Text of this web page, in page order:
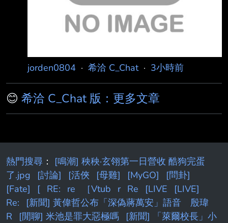
jorden0804 · 希洽 C_Chat· 3小時前
😊 希洽 C_Chat 版：更多文章
熱門搜尋 ： [鳴潮] 秧秧·玄翎第一日營收 酷狗完蛋
了.jpg
[討論] [活俠 [母雞] [MyGO]
[問卦]
[Fate]
[ RE: re ［Vtub r Re [LIVE
[LIVE]
Re:
[新聞] 黃偉哲公布「深偽蔣萬安」語音 殷瑋
R
[閒聊] 米池是罪大惡極嗎
[新聞] 「萊爾校長」小